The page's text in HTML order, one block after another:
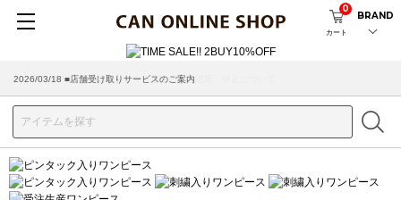
カート
0
BRAND
2026/03/18 ■店舗受け取りサービスのご案内